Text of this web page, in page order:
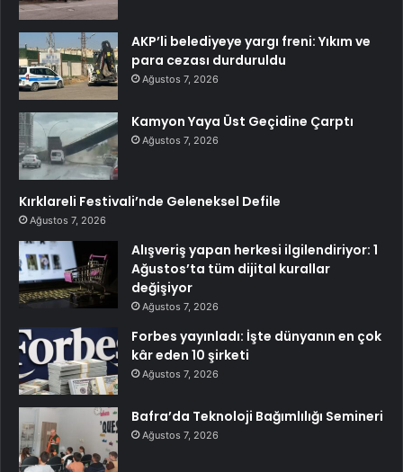
AKP’li belediyeye yargı freni: Yıkım ve
para cezası durduruldu
Ağustos 7, 2026
Kamyon Yaya Üst Geçidine Çarptı
Ağustos 7, 2026
Kırklareli Festivali’nde Geleneksel Defile
Ağustos 7, 2026
Alışveriş yapan herkesi ilgilendiriyor: 1
Ağustos’ta tüm dijital kurallar
değişiyor
Ağustos 7, 2026
Forbes yayınladı: İşte dünyanın en çok
kâr eden 10 şirketi
Ağustos 7, 2026
Bafra’da Teknoloji Bağımlılığı Semineri
Ağustos 7, 2026